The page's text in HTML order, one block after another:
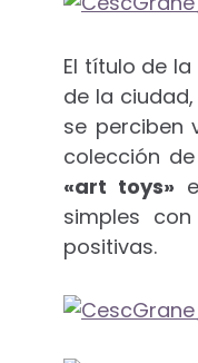
El título de
de la
se perciben
colección
«art toys»
simples
positivas.